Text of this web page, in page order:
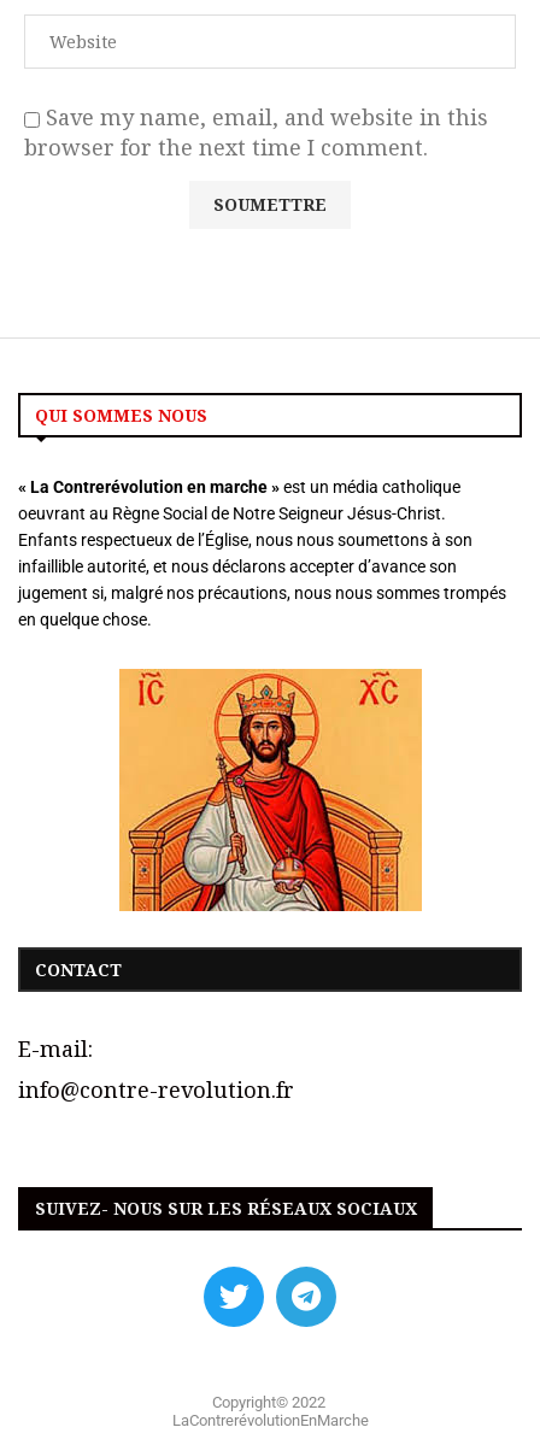
Save my name, email, and website in this
browser for the next time I comment.
QUI SOMMES NOUS
« La Contrerévolution en marche »est un média catholique
oeuvrant au Règne Social de Notre Seigneur Jésus-Christ.
Enfants respectueux de l’Église, nous nous soumettons à son
infaillible autorité, et nous déclarons accepter d’avance son
jugement si, malgré nos précautions, nous nous sommes trompés
en quelque chose.
CONTACT
E-mail:
info@contre-revolution.fr
SUIVEZ- NOUS SUR LES RÉSEAUX SOCIAUX
Copyright© 2022
LaContrerévolutionEnMarche